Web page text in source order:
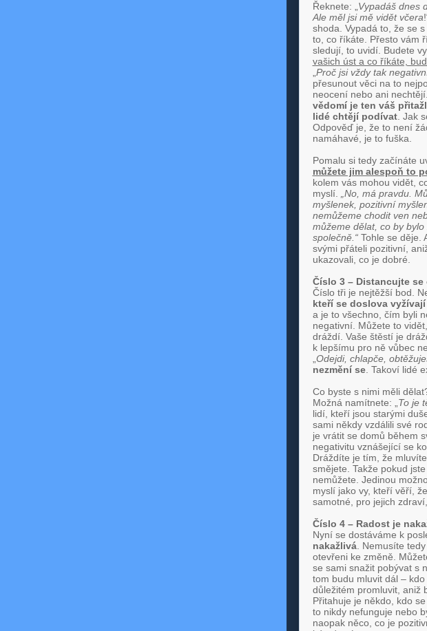
Řeknete: „ Vypadáš dnes
Ale měl jsi mě vidět včera
shoda. Vypadá to, že se
to, co říkáte. Přesto vám
sledují, to uvidí. Budete
vašich úst a co říkáte,
Proč jsi vždy tak
přesunout věci na to
neocení nebo ani
vědomí je ten váš
lidé chtějí podívat. Jak
Odpověď je, že to není
namáhavé, je to fuška.
Pomalu si tedy začínáte
můžete jim alespoň to
kolem vás mohou vidět,
myslí.
„No, má pravdu.
myšlenek, pozitivní
nemůžeme chodit ven
můžeme dělat, co by
společně.“ Tohle se děje.
svými přáteli pozitivní,
ukazovali, co je dobré.
Číslo 3 – Distancujte
Číslo tři je nejtěžší bod.
kteří se doslova
a je to všechno, čím byli
negativní. Můžete to
dráždí. Vaše štěstí je
k lepšímu pro ně vůbec
Odejdi, chlapče,
nezmění se. Takoví lidé
Co byste s nimi měli
Možná namítnete: „ To je
lidí, kteří jsou starými
sami někdy vzdálili své
je vrátit se domů během
negativitu vznášející se
Dráždíte je tím, že
smějete. Takže pokud
nemůžete. Jedinou
myslí jako vy, kteří věří,
samotné, pro jejich
Číslo 4 – Radost je
Nyní se dostáváme k
nakažlivá. Nemusíte
otevřeni ke změně.
se sami snažit pobývat s
tom budu mluvit dál –
důležitém promluvit, aniž
Přitahuje je někdo, kdo
to nikdy nefunguje nebo
naopak něco, co je